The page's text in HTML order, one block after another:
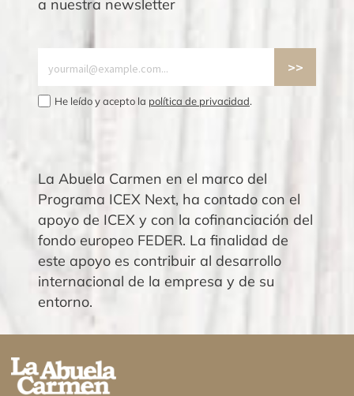
a nuestra newsletter
He leído y acepto la política de privacidad.
La Abuela Carmen en el marco del
Programa ICEX Next, ha contado con el
apoyo de ICEX y con la cofinanciación del
fondo europeo FEDER. La finalidad de
este apoyo es contribuir al desarrollo
internacional de la empresa y de su
entorno.